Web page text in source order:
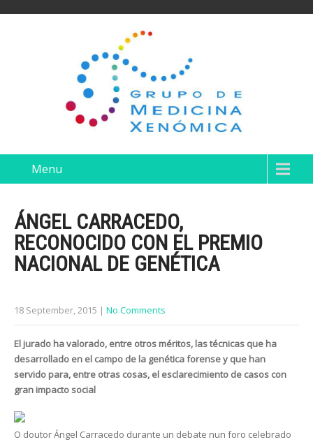
Menu
ÁNGEL CARRACEDO,
RECONOCIDO CON EL PREMIO
NACIONAL DE GENÉTICA
18 September, 2015 | No Comments
El jurado ha valorado, entre otros méritos, las técnicas que ha
desarrollado en el campo de la genética forense y que han
servido para, entre otras cosas, el esclarecimiento de casos con
gran impacto social
O doutor Ángel Carracedo durante un debate nun foro celebrado